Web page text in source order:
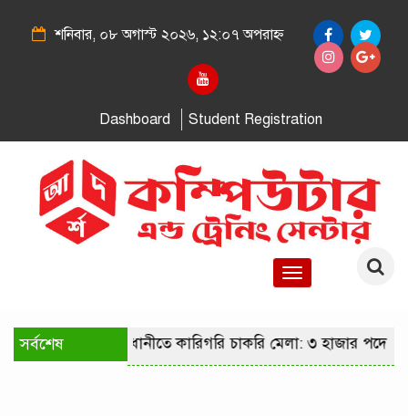
শনিবার, ০৮ অগাস্ট ২০২৬, ১২:০৭ অপরাহ্ন
Dashboard Student Registration
Toggle
সর্বশেষ রাজধানীতে কারিগরি চাকরি মেলা: ৩ হাজার পদে